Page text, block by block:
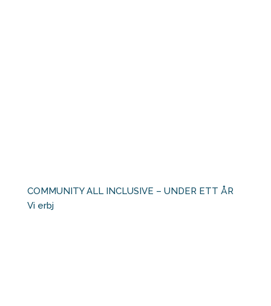
COMMUNITY ALL INCLUSIVE – UNDER ETT ÅR ⁠ ⁠
Vi erbj